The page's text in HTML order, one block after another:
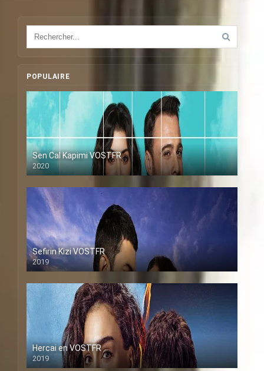
POPULAIRE
Sen Cal Kapimi VOSTFR
2020
Sefirin Kizi VOSTFR
2019
Hercai en VOSTFR
2019